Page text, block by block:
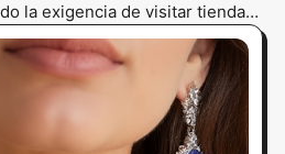
la exigencia de visitar tiendas
físicas.